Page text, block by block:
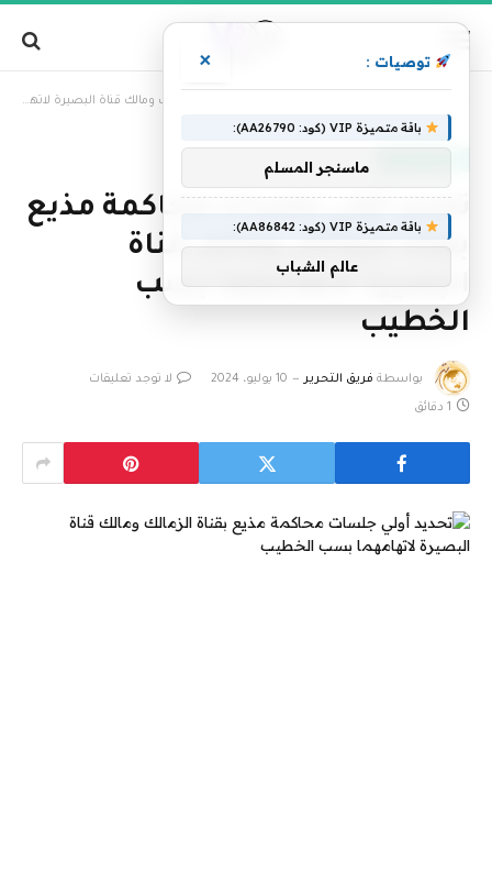
تحديد أولي جلسات محاكمة مذيع بقناة الزمالك ومالك قناة البصيرة لاتهامهما بسب الخطيب
تحديد أولي جلسات محاكمة مذيع
بقناة الزمالك ومالك قناة
البصيرة لاتهامهما بسب
الخطيب
بواسطة فريق التحرير 10 يوليو، 2024 لا توجد تعليقات
1 دقائق
توصيات : ×
باقة متميزة VIP (كود: AA26790):
ماسنجر المسلم
باقة متميزة VIP (كود: AA86842):
عالم الشباب